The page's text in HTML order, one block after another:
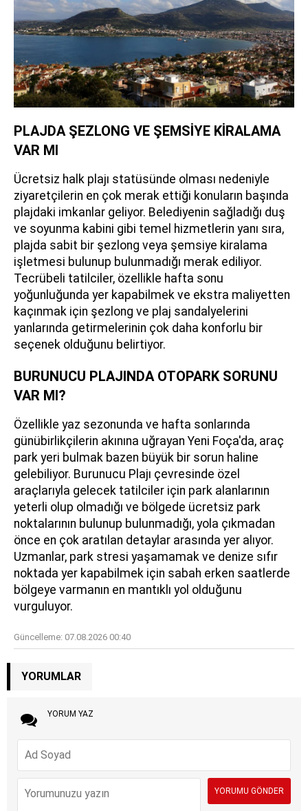
PLAJDA ŞEZLONG VE ŞEMSİYE KİRALAMA
VAR MI
Ücretsiz halk plajı statüsünde olması nedeniyle
ziyaretçilerin en çok merak ettiği konuların başında
plajdaki imkanlar geliyor. Belediyenin sağladığı duş
ve soyunma kabini gibi temel hizmetlerin yanı sıra,
plajda sabit bir şezlong veya şemsiye kiralama
işletmesi bulunup bulunmadığı merak ediliyor.
Tecrübeli tatilciler, özellikle hafta sonu
yoğunluğunda yer kapabilmek ve ekstra maliyetten
kaçınmak için şezlong ve plaj sandalyelerini
yanlarında getirmelerinin çok daha konforlu bir
seçenek olduğunu belirtiyor.
BURUNUCU PLAJINDA OTOPARK SORUNU
VAR MI?
Özellikle yaz sezonunda ve hafta sonlarında
günübirlikçilerin akınına uğrayan Yeni Foça'da, araç
park yeri bulmak bazen büyük bir sorun haline
gelebiliyor. Burunucu Plajı çevresinde özel
araçlarıyla gelecek tatilciler için park alanlarının
yeterli olup olmadığı ve bölgede ücretsiz park
noktalarının bulunup bulunmadığı, yola çıkmadan
önce en çok aratılan detaylar arasında yer alıyor.
Uzmanlar, park stresi yaşamamak ve denize sıfır
noktada yer kapabilmek için sabah erken saatlerde
bölgeye varmanın en mantıklı yol olduğunu
vurguluyor.
Güncelleme: 07.08.2026 00:40
YORUMLAR
YORUM YAZ